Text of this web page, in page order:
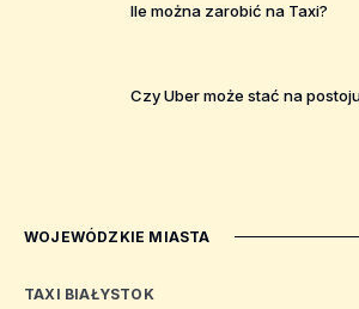
Ile można zarobić na Taxi?
Czy Uber może stać na
WOJEWÓDZKIE MIASTA
TAXI BIAŁYSTOK